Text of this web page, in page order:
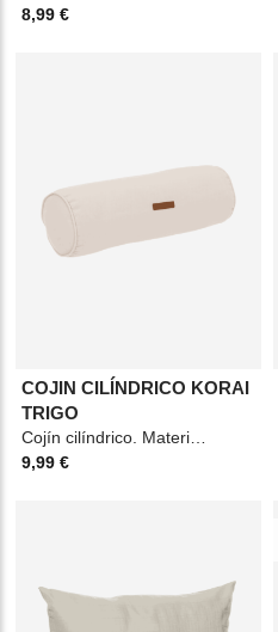
8,99 €
COJIN CILÍNDRICO KORAI
TRIGO
9,99 €